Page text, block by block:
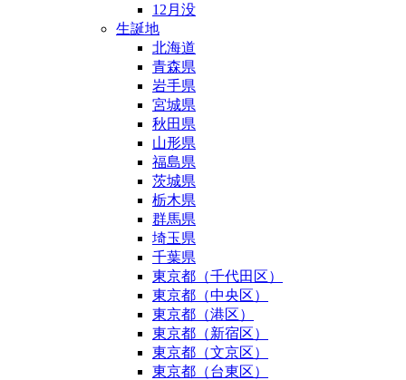
12月没
生誕地
北海道
青森県
岩手県
宮城県
秋田県
山形県
福島県
茨城県
栃木県
群馬県
埼玉県
千葉県
東京都（千代田区）
東京都（中央区）
東京都（港区）
東京都（新宿区）
東京都（文京区）
東京都（台東区）